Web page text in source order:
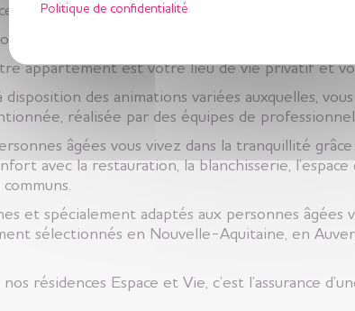
et Vie sont des lieux vie imaginés pour vous
d’une résidence seniors conviviale,
appartement est votre lieu de vie privatif et
disposition des animations variées auxquelles,
réalisée par des équipes de
âgées vous vivez dans la tranquillité
avec la restauration, la blanchisserie,
et spécialement adaptés aux personnes
sélectionnés en Nouvelle-Aquitaine, en
résidences Espace et Vie, c’est l’assurance
Politique de confidentialité